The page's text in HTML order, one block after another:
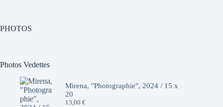
PHOTOS
Photos Vedettes
Mirena, "Photographie", 2024 / 15 x
20
13,00 €